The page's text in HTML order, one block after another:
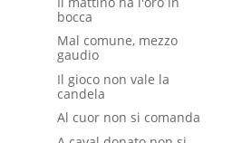
bocca
Mal comune, mezzo
gaudio
Il gioco non vale la
candela
Al cuor non si comanda